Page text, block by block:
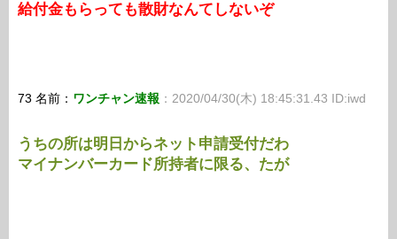
給付金もらっても散財なんてしないぞ
73 名前： ワンチャン速報 ：2020/04/30(木) 18:45:31.43 ID:iwd
うちの所は明日からネット申請受付だわ
マイナンバーカード所持者に限る、たが